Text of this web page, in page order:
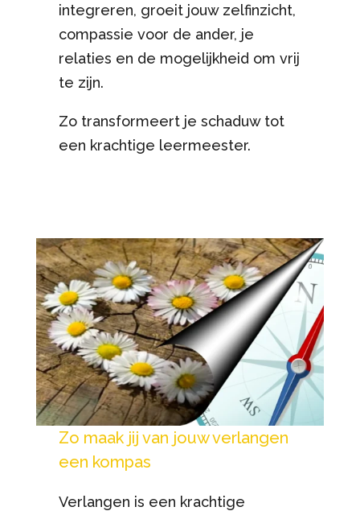
integreren, groeit jouw zelfinzicht,
compassie voor de ander, je
relaties en de mogelijkheid om vrij
te zijn.
Zo transformeert je schaduw tot
een krachtige leermeester.
Zo maak jij van jouw verlangen
een kompas
Verlangen is een krachtige